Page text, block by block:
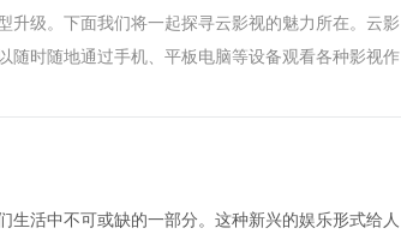
升级。下面我们将一起探寻云影视的魅力所在。云影
随时随地通过手机、平板电脑等设备观看各种影视作
活中不可或缺的一部分。这种新兴的娱乐形式给人